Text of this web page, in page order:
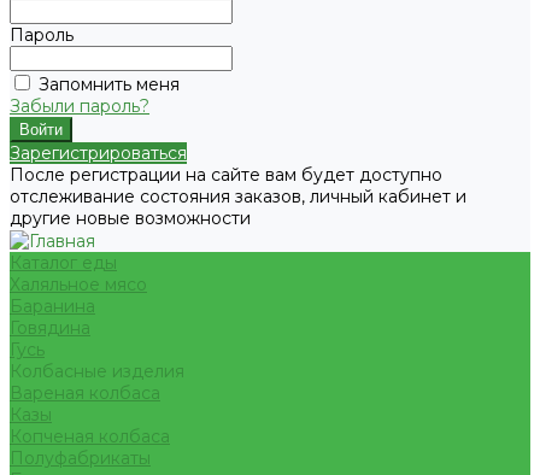
Пароль
Запомнить меня
Забыли пароль?
Зарегистрироваться
После регистрации на сайте вам будет доступно
отслеживание состояния заказов, личный кабинет и
другие новые возможности
Каталог еды
Халяльное мясо
Баранина
Говядина
Гусь
Колбасные изделия
Вареная колбаса
Казы
Копченая колбаса
Полуфабрикаты